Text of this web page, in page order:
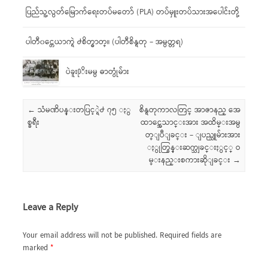
ပြည်သူ့လွတ်မြောက်ရေးတပ်မတော် (PLA) တပ်မှူးတပ်သားအပေါင်းတို့
ပါတီ၀င္တေယာက္ရဲ ႕စိတ္ဓာတ္။ (ပါတီစိန္ရတု – အမွတ္တရ)
ပဲခူး႐ုိးမမွ ဓာတ္ပုံမ်ား
Post navigation
← သံမဏိပန္းတပြင့္ရဲ႕ ၇၅ ႏွ
စ္ခရီး
စိန္ရတုကာလတြင္ အာဇာနည္ အေ
ထာင္အေသာင္းအား အထိမ္းအမွ
တ္ျပဳျခင္း – ျပည္သူမ်ားအား
ႏွုတ္ခြန္းဆက္သျခင္းႏွင့္ ဝ
မ္းနည္းစကားဆိုျခင္း →
Leave a Reply
Your email address will not be published. Required fields are
marked*